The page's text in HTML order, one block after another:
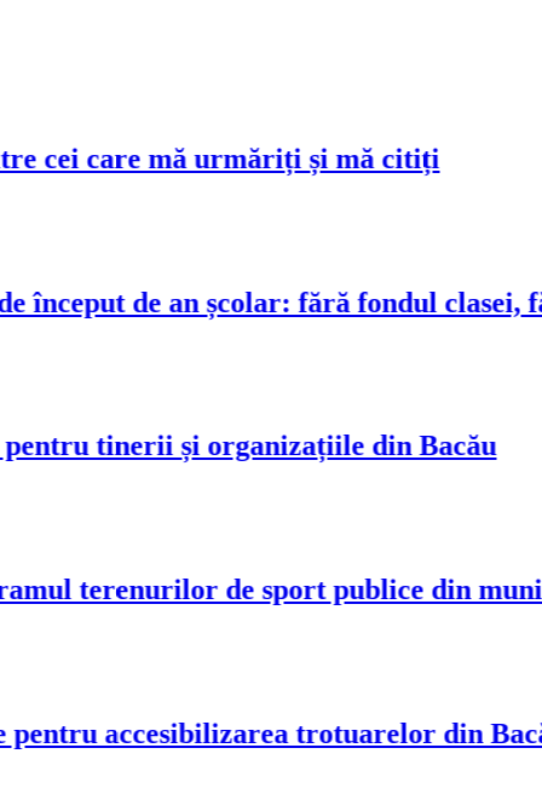
cei care mă urmăriți și mă citiți
de an școlar: fără fondul clasei,
tinerii și organizațiile din Bacău
terenurilor de sport publice din
accesibilizarea trotuarelor din Bacău